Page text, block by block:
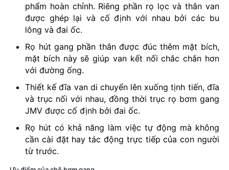
phẩm hoàn chỉnh. Riêng phần rọ lọc và thân van
được ghép lại và cố định với nhau bởi các bu
lông và đai ốc.
Rọ hút gang phần thân được đúc thêm mặt bích,
mặt bích này sẽ giúp van kết nối chắc chắn hơn
với đường ống.
Thiết kế đĩa van di chuyển lên xuống tịnh tiến, đĩa
và trục nối với nhau, đồng thời trục rọ bơm gang
JMV được cố định bởi đai ốc.
Rọ hút có khả năng làm việc tự động mà không
cần cài đặt hay tác động trực tiếp của con người
từ trước.